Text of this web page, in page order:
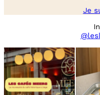
Je